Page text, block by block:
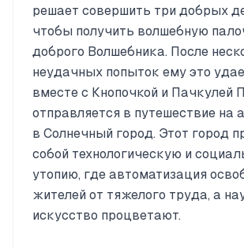
решает совершить три добрых
чтобы получить волшебную
доброго Волшебника. После
неудачных попыток ему это
вместе с Кнопочкой и Пачкулей
отправляется в путешествие на
в Солнечный город. Этот город
собой технологическую и
утопию, где автоматизация
жителей от тяжелого труда, а
искусство процветают.